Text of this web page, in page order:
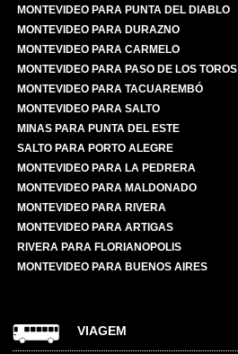
MONTEVIDEO PARA PUNTA DEL DIABLO
MONTEVIDEO PARA DURAZNO
MONTEVIDEO PARA CARMELO
MONTEVIDEO PARA PASO DE LOS TOROS
MONTEVIDEO PARA TACUAREMBÓ
MONTEVIDEO PARA SALTO
MINAS PARA PUNTA DEL ESTE
SALTO PARA PORTO ALEGRE
MONTEVIDEO PARA LA PEDRERA
MONTEVIDEO PARA MALDONADO
MONTEVIDEO PARA RIVERA
MONTEVIDEO PARA ARTIGAS
RIVERA PARA FLORIANOPOLIS
MONTEVIDEO PARA BUENOS AIRES
VIAGEM